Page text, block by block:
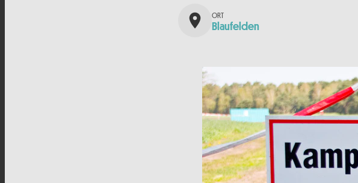
place Blaufelden